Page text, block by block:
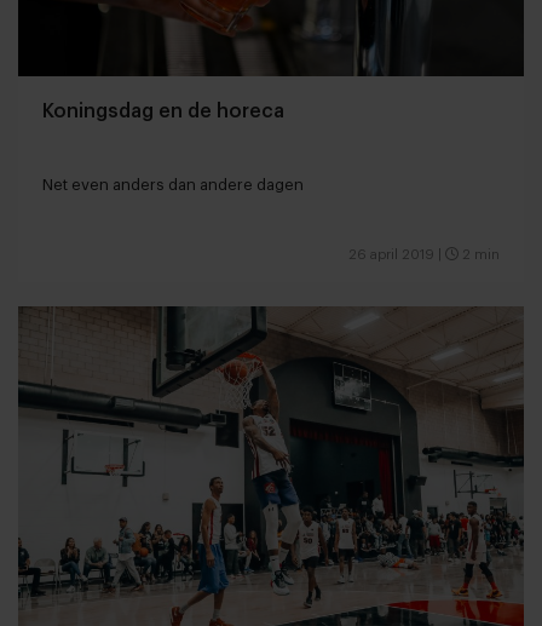
Koningsdag en de horeca
Net even anders dan andere dagen
26 april 2019 2 min